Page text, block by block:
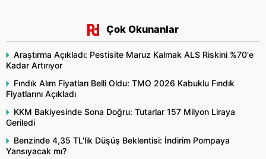
Çok Okunanlar
Araştırma Açıkladı: Pestisite Maruz Kalmak ALS Riskini %70'e
Kadar Artırıyor
Fındık Alım Fiyatları Belli Oldu: TMO 2026 Kabuklu Fındık
Fiyatlarını Açıkladı
KKM Bakiyesinde Sona Doğru: Tutarlar 157 Milyon Liraya
Geriledi
Benzinde 4,35 TL'lik Düşüş Beklentisi: İndirim Pompaya
Yansıyacak mı?